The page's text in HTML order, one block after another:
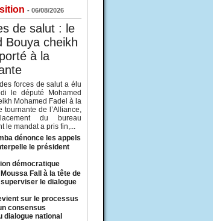
- 06/08/2026
de salut : le
Bouya cheikh
à la
des forces de salut a élu
le député Mohamed
Mohamed Fadel à la
tournante de l’Alliance,
du bureau
le mandat a pris fin,...
dénonce les appels
le président
démocratique
Fall à la tête de
le dialogue
sur le processus
consensus
dialogue national